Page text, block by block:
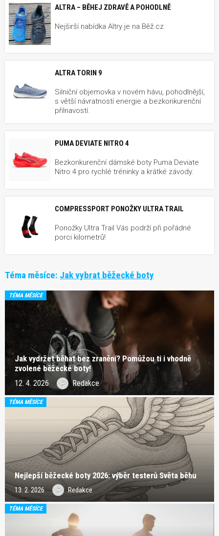
ALTRA – BĚHEJ ZDRAVĚ A POHODLNĚ
Nejširší nabídka Altry je na Běž.cz
ALTRA TORIN 9
Silniční objemovka v novém hávu, pohodlnější,
s větší návratností energie a bezkonkurenční
přilnavostí.
PUMA DEVIATE NITRO 4
Bezkonkurenční dámské boty Puma Deviate
Nitro 4 pro rychlé tréninky a krátké závody.
COMPRESSPORT PONOŽKY ULTRA TRAIL
Ponožky Ultra Trail Vás podrží při pořádné
porci kilometrů!
Téma měsíce: Jak vybrat běžecké boty
TÉMA MĚSÍCE
Jak vydržet běhat bez zranění? Pomůžou ti i vhodně
zvolené běžecké boty!
12. 4. 2026 Redakce
TÉMA MĚSÍCE
Nejlepší běžecké boty 2026: výběr testerů Světa běhu
13. 2. 2026 Redakce
TÉMA MĚSÍCE